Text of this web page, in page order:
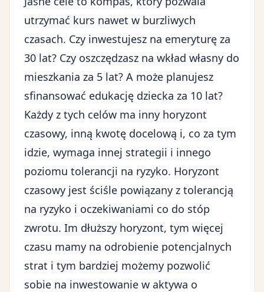
utrzymać kurs nawet w burzliwych
czasach. Czy inwestujesz na emeryturę za
30 lat? Czy oszczędzasz na wkład własny do
mieszkania za 5 lat? A może planujesz
sfinansować edukację dziecka za 10 lat?
Każdy z tych celów ma inny horyzont
czasowy, inną kwotę docelową i, co za tym
idzie, wymaga innej strategii i innego
poziomu tolerancji na ryzyko. Horyzont
czasowy jest ściśle powiązany z tolerancją
na ryzyko i oczekiwaniami co do stóp
zwrotu. Im dłuższy horyzont, tym więcej
czasu mamy na odrobienie potencjalnych
strat i tym bardziej możemy pozwolić
sobie na inwestowanie w aktywa o